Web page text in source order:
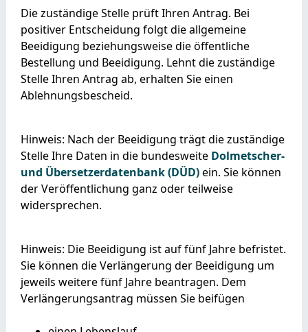
Die zuständige Stelle prüft Ihren Antrag. Bei
positiver Entscheidung folgt die allgemeine
Beeidigung beziehungsweise die öffentliche
Bestellung und Beeidigung. Lehnt die zuständige
Stelle Ihren Antrag ab, erhalten Sie einen
Ablehnungsbescheid.
Hinweis: Nach der Beeidigung trägt die zuständige
Stelle Ihre Daten in die bundesweite Dolmetscher-
und Übersetzerdatenbank (DÜD)ein. Sie können
der Veröffentlichung ganz oder teilweise
widersprechen.
Hinweis: Die Beeidigung ist auf fünf Jahre befristet.
Sie können die Verlängerung der Beeidigung um
jeweils weitere fünf Jahre beantragen. Dem
Verlängerungsantrag müssen Sie beifügen